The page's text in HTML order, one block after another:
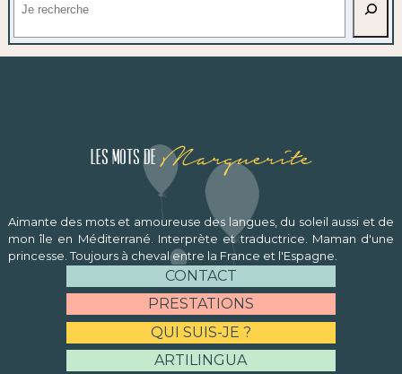
Les mots de Marguerite
Aimante des mots et amoureuse des langues, du soleil aussi et de
mon île en Méditerrané. Interprète et traductrice. Maman d'une
princesse. Toujours à cheval entre la France et l'Espagne.
CONTACT
PRESTATIONS
QUI SUIS-JE ?
ARTILINGUA